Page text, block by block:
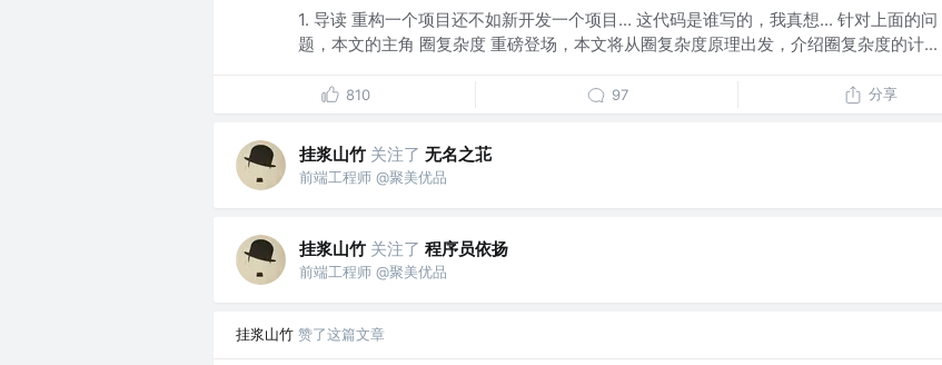
1. 导读 重构一个项目还不如新开发一个项目... 这代码是谁写的，我真想... 针对上面的问
题，本文的主角 圈复杂度 重磅登场，本文将从圈复杂度原理出发，介绍圈复杂度的计...
810 97 分享
挂浆山竹 关注了 无名之苝
前端工程师 @聚美优品
挂浆山竹 关注了 程序员依扬
前端工程师 @聚美优品
挂浆山竹 赞了这篇文章